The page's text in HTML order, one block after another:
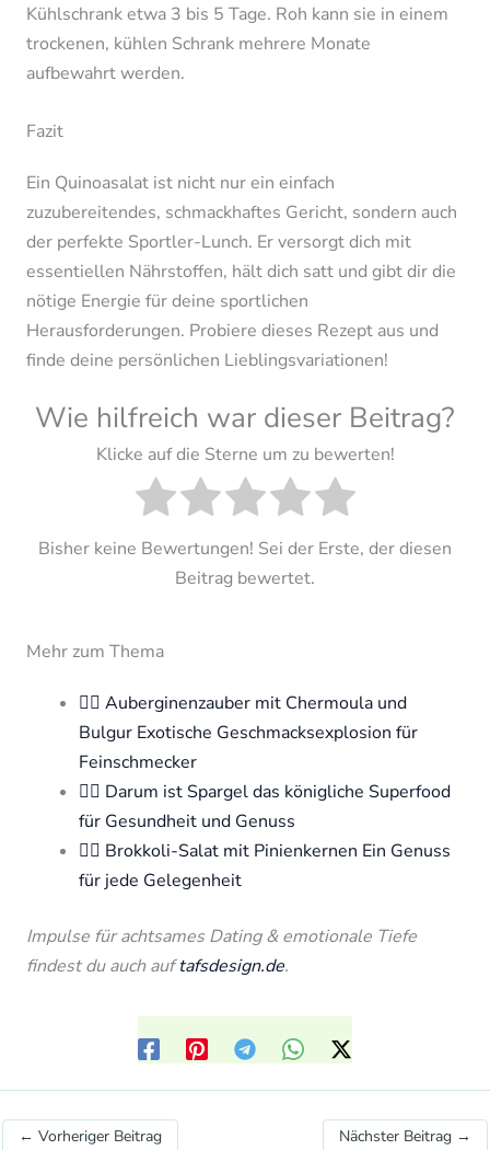
Kühlschrank etwa 3 bis 5 Tage. Roh kann sie in einem
trockenen, kühlen Schrank mehrere Monate
aufbewahrt werden.
Fazit
Ein Quinoasalat ist nicht nur ein einfach
zuzubereitendes, schmackhaftes Gericht, sondern auch
der perfekte Sportler-Lunch. Er versorgt dich mit
essentiellen Nährstoffen, hält dich satt und gibt dir die
nötige Energie für deine sportlichen
Herausforderungen. Probiere dieses Rezept aus und
finde deine persönlichen Lieblingsvariationen!
Wie hilfreich war dieser Beitrag?
Klicke auf die Sterne um zu bewerten!
Bisher keine Bewertungen! Sei der Erste, der diesen
Beitrag bewertet.
Mehr zum Thema
🧘‍♀️ Auberginenzauber mit Chermoula und
Bulgur Exotische Geschmacksexplosion für
Feinschmecker
🧘‍♀️ Darum ist Spargel das königliche Superfood
für Gesundheit und Genuss
🧘‍♀️ Brokkoli-Salat mit Pinienkernen Ein Genuss
für jede Gelegenheit
Impulse für achtsames Dating & emotionale Tiefe
findest du auch auftafsdesign.de.
← Vorheriger Beitrag Nächster Beitrag →